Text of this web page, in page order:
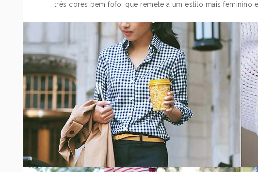
três cores bem fofo, que remete a um estilo mais feminino